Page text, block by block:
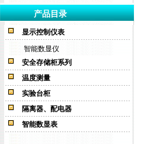
产品目录
显示控制仪表
智能数显仪
安全存储柜系列
温度测量
实验台柜
隔离器、配电器
智能数显表